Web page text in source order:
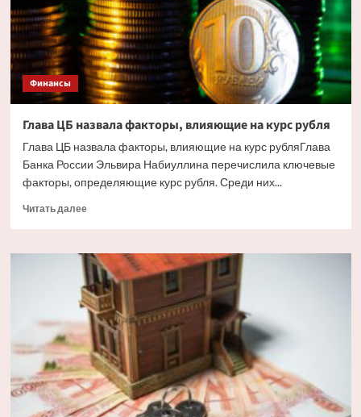
дроны.
Но
есть
и
другие
причины
Финансы
Глава ЦБ назвала факторы, влияющие на курс рубля
Глава ЦБ назвала факторы, влияющие на курс рубляГлава
Банка России Эльвира Набиуллина перечислила ключевые
факторы, определяющие курс рубля. Среди них...
Читать далееПрочитать
Глава
ЦБ
назвала
факторы,
влияющие
на
курс
рубля